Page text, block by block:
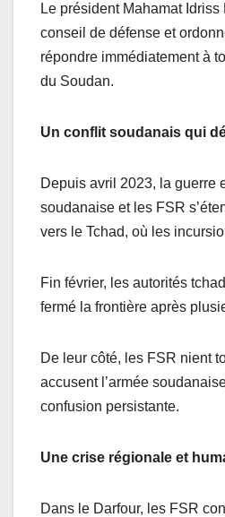
Le président Mahamat
conseil de défense et
répondre immédiatement à
du Soudan.
Un conflit soudanais qui
Depuis avril 2023, la guerre
soudanaise et les FSR
vers le Tchad, où les
Fin février, les autorités
fermé la frontière après
De leur côté, les FSR nient
accusent l’armée
confusion persistante.
Une crise régionale et
Dans le Darfour, les FSR